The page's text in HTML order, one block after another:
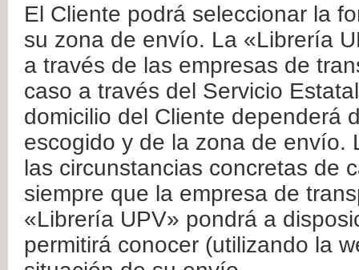
El Cliente podrá seleccionar la
su zona de envío. La «Librería
a través de las empresas de
caso a través del Servicio
domicilio del Cliente dependerá
escogido y de la zona de envío.
las circunstancias concretas de
siempre que la empresa de
«Librería UPV» pondrá a
permitirá conocer (utilizando la